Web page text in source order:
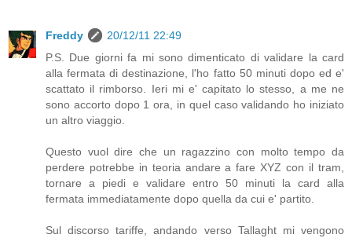
Freddy
20/12/11 22:49
P.S. Due giorni fa mi sono dimenticato di validare la card
alla fermata di destinazione, l'ho fatto 50 minuti dopo ed e'
scattato il rimborso. Ieri mi e' capitato lo stesso, a me ne
sono accorto dopo 1 ora, in quel caso validando ho iniziato
un altro viaggio.
Questo vuol dire che un ragazzino con molto tempo da
perdere potrebbe in teoria andare a fare XYZ con il tram,
tornare a piedi e validare entro 50 minuti la card alla
fermata immediatamente dopo quella da cui e' partito.
Sul discorso tariffe, andando verso Tallaght mi vengono